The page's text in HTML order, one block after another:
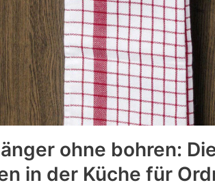
ohne bohren:
in der Küche für